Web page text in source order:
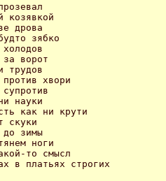
козявкой
дрова
зябко
ворот
трудов
хвори
науки
как ни крути
скуки
до зимы
ноги
то смысл
в платьях строгих